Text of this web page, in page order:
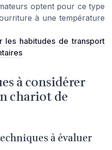
optent pour ce type
à une température
les habitudes de transport
à considérer
chariot de
à évaluer